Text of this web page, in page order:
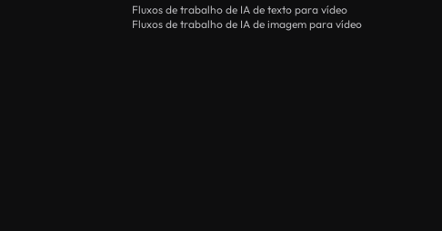
Fluxos de trabalho de IA de texto para vídeo
Fluxos de trabalho de IA de imagem para vídeo